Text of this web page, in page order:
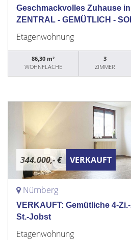
Geschmackvolles Zuhause
ZENTRAL - GEMÜTLICH -
Etagenwohnung
86,30 m²
WOHNFLÄCHE
3
ZIMMER
344.000,- € VERKAUFT
Nürnberg
VERKAUFT: Gemütliche 4-
St.-Jobst
Etagenwohnung